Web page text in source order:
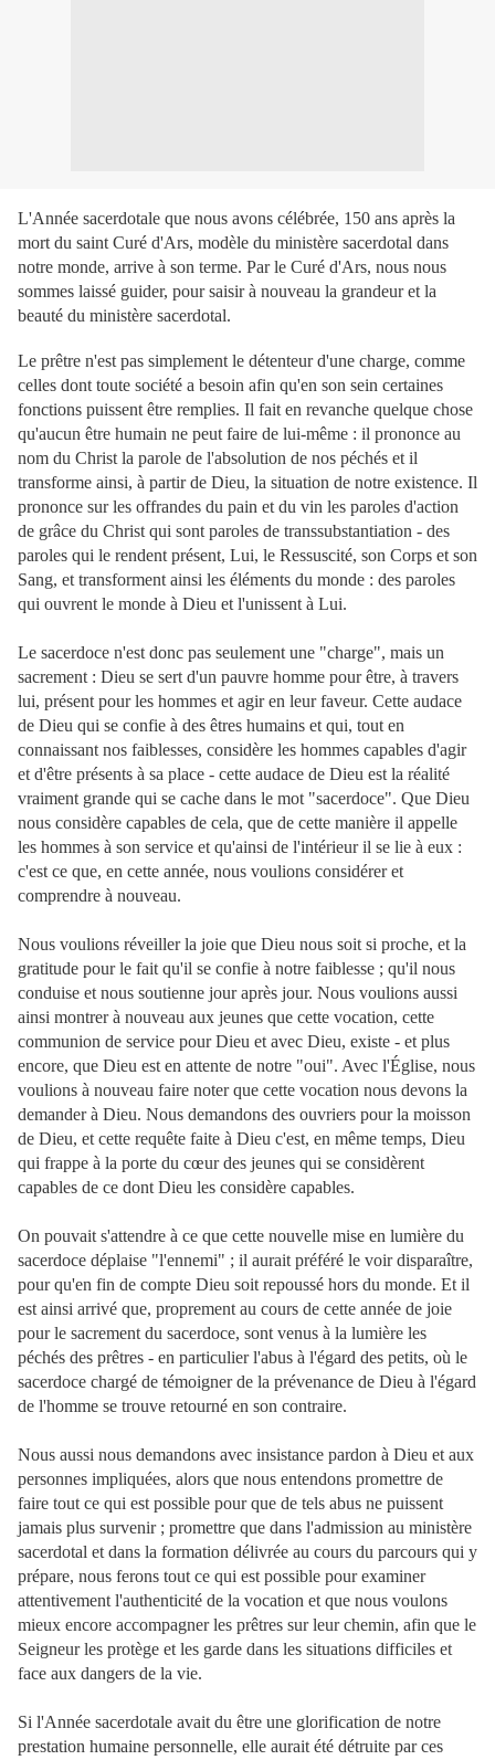
L'Année sacerdotale que nous avons célébrée, 150 ans après la
mort du saint Curé d'Ars, modèle du ministère sacerdotal dans
notre monde, arrive à son terme. Par le Curé d'Ars, nous nous
sommes laissé guider, pour saisir à nouveau la grandeur et la
beauté du ministère sacerdotal.
Le prêtre n'est pas simplement le détenteur d'une charge, comme
celles dont toute société a besoin afin qu'en son sein certaines
fonctions puissent être remplies. Il fait en revanche quelque chose
qu'aucun être humain ne peut faire de lui-même : il prononce au
nom du Christ la parole de l'absolution de nos péchés et il
transforme ainsi, à partir de Dieu, la situation de notre existence. Il
prononce sur les offrandes du pain et du vin les paroles d'action
de grâce du Christ qui sont paroles de transsubstantiation - des
paroles qui le rendent présent, Lui, le Ressuscité, son Corps et son
Sang, et transforment ainsi les éléments du monde : des paroles
qui ouvrent le monde à Dieu et l'unissent à Lui.
Le sacerdoce n'est donc pas seulement une "charge", mais un
sacrement : Dieu se sert d'un pauvre homme pour être, à travers
lui, présent pour les hommes et agir en leur faveur. Cette audace
de Dieu qui se confie à des êtres humains et qui, tout en
connaissant nos faiblesses, considère les hommes capables d'agir
et d'être présents à sa place - cette audace de Dieu est la réalité
vraiment grande qui se cache dans le mot "sacerdoce". Que Dieu
nous considère capables de cela, que de cette manière il appelle
les hommes à son service et qu'ainsi de l'intérieur il se lie à eux :
c'est ce que, en cette année, nous voulions considérer et
comprendre à nouveau.
Nous voulions réveiller la joie que Dieu nous soit si proche, et la
gratitude pour le fait qu'il se confie à notre faiblesse ; qu'il nous
conduise et nous soutienne jour après jour. Nous voulions aussi
ainsi montrer à nouveau aux jeunes que cette vocation, cette
communion de service pour Dieu et avec Dieu, existe - et plus
encore, que Dieu est en attente de notre "oui". Avec l'Église, nous
voulions à nouveau faire noter que cette vocation nous devons la
demander à Dieu. Nous demandons des ouvriers pour la moisson
de Dieu, et cette requête faite à Dieu c'est, en même temps, Dieu
qui frappe à la porte du cœur des jeunes qui se considèrent
capables de ce dont Dieu les considère capables.
On pouvait s'attendre à ce que cette nouvelle mise en lumière du
sacerdoce déplaise "l'ennemi" ; il aurait préféré le voir disparaître,
pour qu'en fin de compte Dieu soit repoussé hors du monde. Et il
est ainsi arrivé que, proprement au cours de cette année de joie
pour le sacrement du sacerdoce, sont venus à la lumière les
péchés des prêtres - en particulier l'abus à l'égard des petits, où le
sacerdoce chargé de témoigner de la prévenance de Dieu à l'égard
de l'homme se trouve retourné en son contraire.
Nous aussi nous demandons avec insistance pardon à Dieu et aux
personnes impliquées, alors que nous entendons promettre de
faire tout ce qui est possible pour que de tels abus ne puissent
jamais plus survenir ; promettre que dans l'admission au ministère
sacerdotal et dans la formation délivrée au cours du parcours qui y
prépare, nous ferons tout ce qui est possible pour examiner
attentivement l'authenticité de la vocation et que nous voulons
mieux encore accompagner les prêtres sur leur chemin, afin que le
Seigneur les protège et les garde dans les situations difficiles et
face aux dangers de la vie.
Si l'Année sacerdotale avait du être une glorification de notre
prestation humaine personnelle, elle aurait été détruite par ces